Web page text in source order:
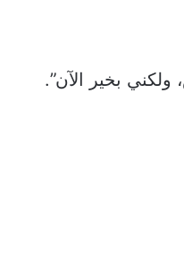
بخير الآن”.